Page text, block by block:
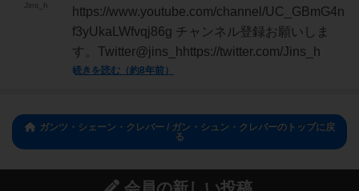
https://www.youtube.com/channel/UC_GBmG4n
f3yUkaLWfvqj86g チャンネル登録お願いしま
す。Twitter@jins_hhttps://twitter.com/Jins_h
続きを読む（約8年前）
Jins_h
ガンツ・シェーン・クレバー / ガン・シュン・クレバーのトップに戻
る